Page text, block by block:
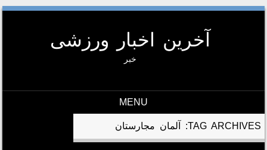
آخرین اخبار ورزشی
خبر
MENU
Skip to
TAG ARCHIVES: آلمان مجارستان